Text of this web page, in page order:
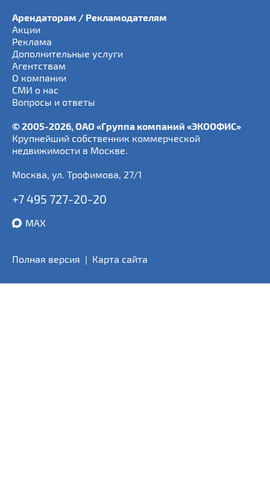
Арендаторам / Рекламодателям
Акции
Реклама
Дополнительные услуги
Агентствам
О компании
СМИ о нас
Вопросы и ответы
© 2005-2026, ОАО «Группа компаний «ЭКООФИС»
Крупнейший собственник коммерческой
недвижимости в Москве.
Москва, ул. Трофимова, 27/1
+7 495 727-20-20
MAX
Полная версия | Карта сайта